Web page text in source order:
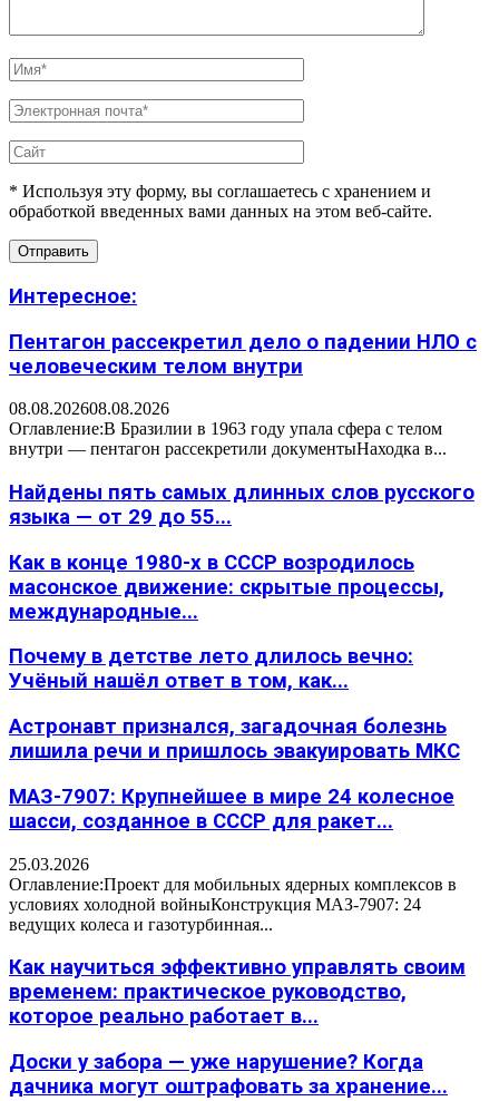
* Используя эту форму, вы соглашаетесь с хранением и
обработкой введенных вами данных на этом веб-сайте.
Интересное:
Пентагон рассекретил дело о падении НЛО с
человеческим телом внутри
08.08.202608.08.2026
Оглавление:В Бразилии в 1963 году упала сфера с телом
внутри — пентагон рассекретили документыНаходка в...
Найдены пять самых длинных слов русского
языка — от 29 до 55...
Как в конце 1980-х в СССР возродилось
масонское движение: скрытые процессы,
международные...
Почему в детстве лето длилось вечно:
Учёный нашёл ответ в том, как...
Астронавт признался, загадочная болезнь
лишила речи и пришлось эвакуировать МКС
МАЗ-7907: Крупнейшее в мире 24 колесное
шасси, созданное в СССР для ракет...
25.03.2026
Оглавление:Проект для мобильных ядерных комплексов в
условиях холодной войныКонструкция МАЗ-7907: 24
ведущих колеса и газотурбинная...
Как научиться эффективно управлять своим
временем: практическое руководство,
которое реально работает в...
Доски у забора — уже нарушение? Когда
дачника могут оштрафовать за хранение...